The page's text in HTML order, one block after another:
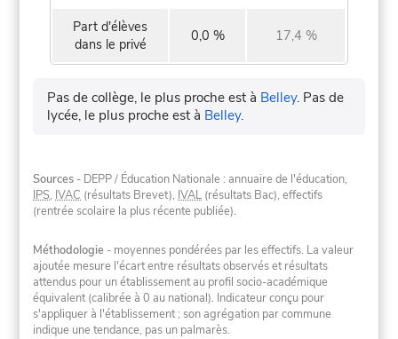
Part d'élèves
dans le privé
0,0 % 17,4 %
Pas de collège, le plus proche est à Belley. Pas de
lycée, le plus proche est à Belley.
Sources - DEPP / Éducation Nationale : annuaire de l'éducation,
IPS, IVAC (résultats Brevet), IVAL (résultats Bac), effectifs
(rentrée scolaire la plus récente publiée).
Méthodologie - moyennes pondérées par les effectifs. La valeur
ajoutée mesure l'écart entre résultats observés et résultats
attendus pour un établissement au profil socio-académique
équivalent (calibrée à 0 au national). Indicateur conçu pour
s'appliquer à l'établissement ; son agrégation par commune
indique une tendance, pas un palmarès.